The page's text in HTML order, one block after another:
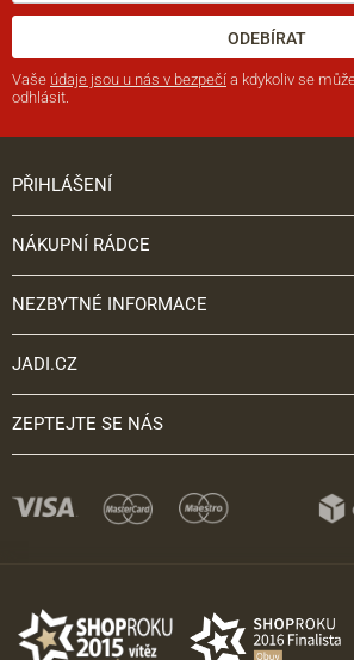
ODEBÍRAT
Vaše údaje jsou u nás v bezpečí a kdykoliv se
odhlásit.
PŘIHLÁŠENÍ
NÁKUPNÍ RÁDCE
NEZBYTNÉ INFORMACE
JADI.CZ
ZEPTEJTE SE NÁS